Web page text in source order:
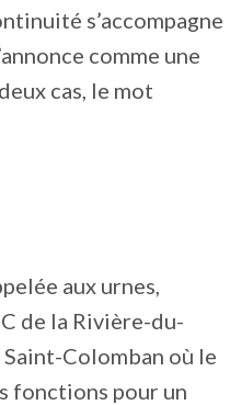
s’accompagne
comme une
cas, le mot
aux urnes,
de la Rivière-du-
Colomban où le
fonctions pour un